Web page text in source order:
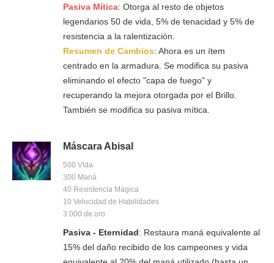
Pasiva Mítica: Otorga al resto de objetos
legendarios 50 de vida, 5% de tenacidad y 5% de
resistencia a la ralentización.
Resumen de Cambios: Ahora es un ítem
centrado en la armadura. Se modifica su pasiva
eliminando el efecto "capa de fuego" y
recuperando la mejora otorgada por el Brillo.
También se modifica su pasiva mítica.
Máscara Abisal
500 Vida
300 Maná
40 Resistencia Mágica
10 Velocidad de Habilidades
3.000 de oro
Pasiva - Eternidad: Restaura maná equivalente al
15% del daño recibido de los campeones y vida